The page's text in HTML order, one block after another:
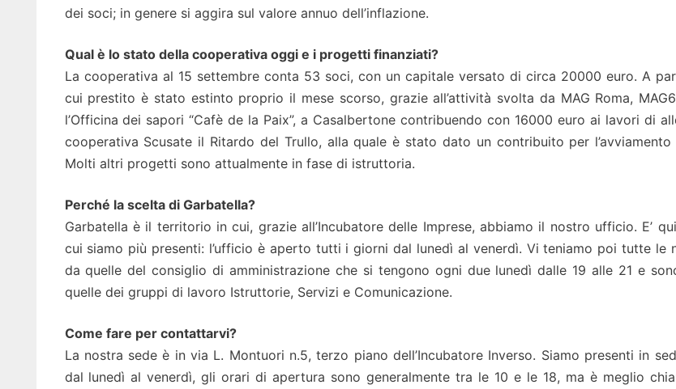
dei soci; in genere si aggira sul valore annuo dell’inflazione.
Qual è lo stato della cooperativa oggi e i progetti finanziati?
La cooperativa al 15 settembre conta 53 soci, con un capitale versato di circa 20000 euro. A
cui prestito è stato estinto proprio il mese scorso, grazie all’attività svolta da MAG Roma,
l’Officina dei sapori “Cafè de la Paix”, a Casalbertone contribuendo con 16000 euro ai lavori di
cooperativa Scusate il Ritardo del Trullo, alla quale è stato dato un contribuito per
Molti altri progetti sono attualmente in fase di istruttoria.
Perché la scelta di Garbatella?
Garbatella è il territorio in cui, grazie all’Incubatore delle Imprese, abbiamo il nostro ufficio. E’
cui siamo più presenti: l’ufficio è aperto tutti i giorni dal lunedì al venerdì. Vi teniamo poi tutte le
da quelle del consiglio di amministrazione che si tengono ogni due lunedì dalle 19 alle 21 e
quelle dei gruppi di lavoro Istruttorie, Servizi e Comunicazione.
Come fare per contattarvi?
La nostra sede è in via L. Montuori n.5, terzo piano dell’Incubatore Inverso. Siamo presenti in
dal lunedì al venerdì, gli orari di apertura sono generalmente tra le 10 e le 18, ma è meglio